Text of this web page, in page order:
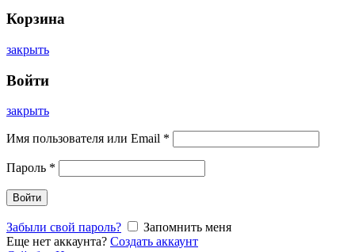
Корзина
закрыть
Войти
закрыть
Имя пользователя или Email *
Пароль *
Войти
Забыли свой пароль?
Запомнить меня
Еще нет аккаунта? Создать аккаунт